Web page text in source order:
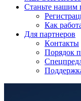
Станьте нашим
Как
Для партнеров
Кoнтaкты
Порядок